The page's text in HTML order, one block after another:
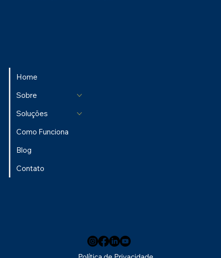
Home
Sobre
Soluções
Como Funciona
Blog
Contato